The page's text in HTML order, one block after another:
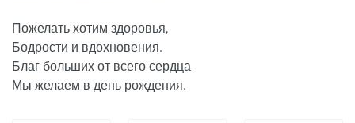
Пожелать хотим здоровья,
Бодрости и вдохновения.
Благ больших от всего сердца
Мы желаем в день рождения.